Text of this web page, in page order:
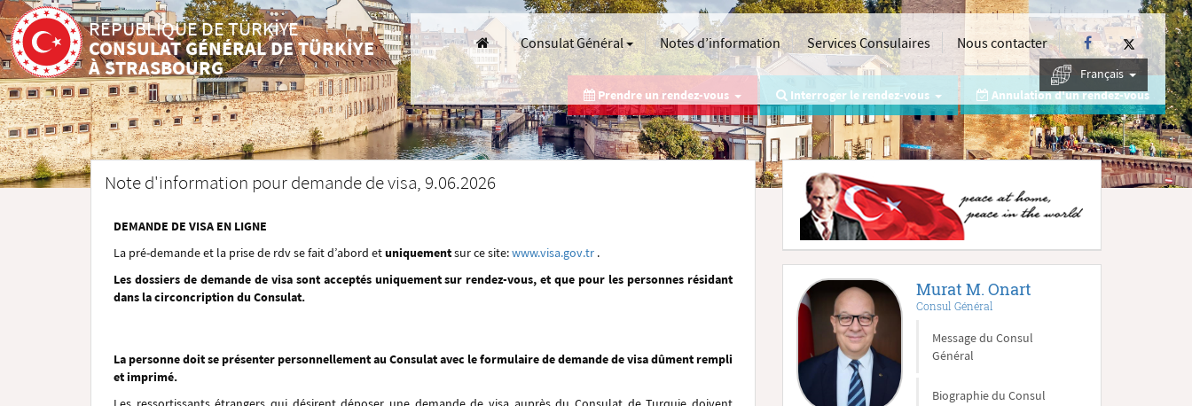
RÉPUBLIQUE DE TÜRKİYE
CONSULAT GÉNÉRAL DE TÜRKİYE
À STRASBOURG
Consulat Général Notes d’information Services Consulaires Nous contacter
Français
Prendre un rendez-vous
Interroger le rendez-vous Annulation d'un rendez-vous
Note d'information pour demande de visa, 9.06.2026
DEMANDE DE VISA EN LIGNE
La pré-demande et la prise de rdv se fait d’abord etuniquementsur ce site:www.visa.gov.tr .
Les dossiers de demande de visa sont acceptés uniquement sur rendez-vous, et que pour les personnes résidant
dans la circoncription du Consulat.
La personne doit se présenter personnellement au Consulat avec le formulaire de demande de visa dûment rempli
et imprimé.
Murat M. Onart
Consul Général
Message du Consul
Général
Biographie du Consul